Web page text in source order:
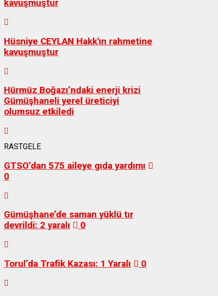
kavuşmuştur
Hüsniye CEYLAN Hakk'ın rahmetine
kavuşmuştur
Hürmüz Boğazı’ndaki enerji krizi
Gümüşhaneli yerel üreticiyi
olumsuz etkiledi
RASTGELE
GTSO’dan 575 aileye gıda yardımı
0
Gümüşhane’de saman yüklü tır
devrildi: 2 yaralı
0
Torul’da Trafik Kazası: 1 Yaralı 0